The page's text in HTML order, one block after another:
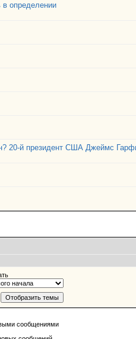
определении
20-й президент США Джеймс
сообщениями